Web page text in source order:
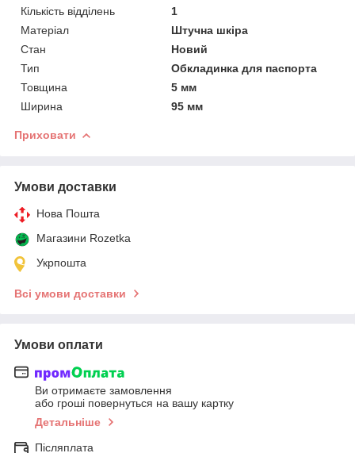
Кількість відділень
1
Матеріал
Штучна шкіра
Стан
Новий
Тип
Обкладинка для паспорта
Товщина
5 мм
Ширина
95 мм
Приховати
Умови доставки
Нова Пошта
Магазини Rozetka
Укрпошта
Всі умови доставки
Умови оплати
Ви отримаєте замовлення
або гроші повернуться на вашу картку
Детальніше
Післяплата